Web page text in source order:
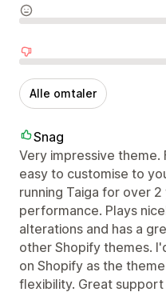
Nøytrale omtaler
Negative omtaler
Alle omtaler
Snag
Very impressive
easy to customise to
running Taiga for over
performance. Plays
alterations and has a
other Shopify themes.
on Shopify as the
flexibility. Great